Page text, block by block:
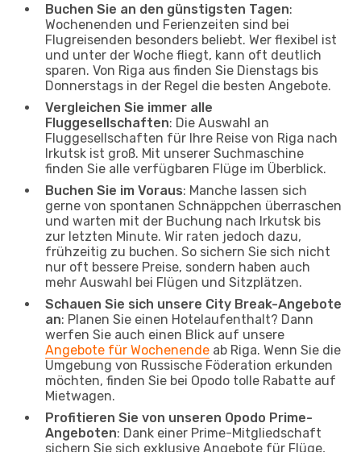
Buchen Sie an den günstigsten Tagen:
Wochenenden und Ferienzeiten sind bei
Flugreisenden besonders beliebt. Wer flexibel ist
und unter der Woche fliegt, kann oft deutlich
sparen. Von Riga aus finden Sie Dienstags bis
Donnerstags in der Regel die besten Angebote.
Vergleichen Sie immer alle
Fluggesellschaften: Die Auswahl an
Fluggesellschaften für Ihre Reise von Riga nach
Irkutsk ist groß. Mit unserer Suchmaschine
finden Sie alle verfügbaren Flüge im Überblick.
Buchen Sie im Voraus: Manche lassen sich
gerne von spontanen Schnäppchen überraschen
und warten mit der Buchung nach Irkutsk bis
zur letzten Minute. Wir raten jedoch dazu,
frühzeitig zu buchen. So sichern Sie sich nicht
nur oft bessere Preise, sondern haben auch
mehr Auswahl bei Flügen und Sitzplätzen.
Schauen Sie sich unsere City Break-Angebote
an: Planen Sie einen Hotelaufenthalt? Dann
werfen Sie auch einen Blick auf unsere
Angebote für Wochenende ab Riga. Wenn Sie die
Umgebung von Russische Föderation erkunden
möchten, finden Sie bei Opodo tolle Rabatte auf
Mietwagen.
Profitieren Sie von unseren Opodo Prime-
Angeboten: Dank einer Prime-Mitgliedschaft
sichern Sie sich exklusive Angebote für Flüge,